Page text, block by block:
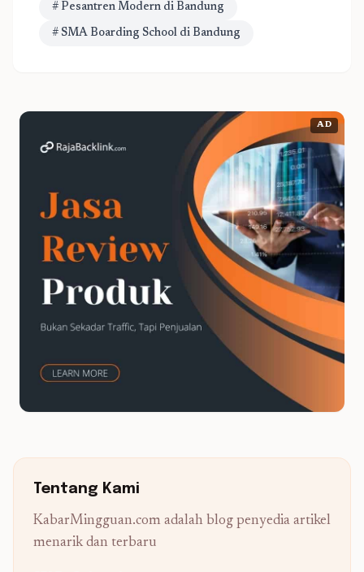
# Pesantren Modern di Bandung
# SMA Boarding School di Bandung
AD
Tentang Kami
KabarMingguan.com adalah blog penyedia artikel
menarik dan terbaru